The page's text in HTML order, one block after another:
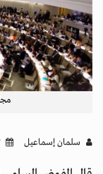
سلمان إسماعيل 07 مارس 2025 - 21:19